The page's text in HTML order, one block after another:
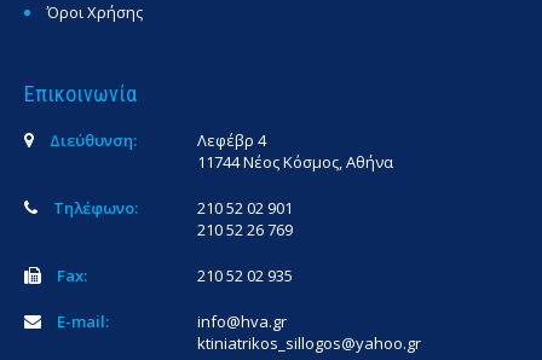
Όροι Χρήσης
Επικοινωνία
Διεύθυνση:
Λεφέβρ 4
11744 Νέος Κόσμος, Αθήνα
Τηλέφωνο:
210 52 02 901
210 52 26 769
Fax: 210 52 02 935
E-mail:
info@hva.gr
ktiniatrikos_sillogos@yahoo.gr